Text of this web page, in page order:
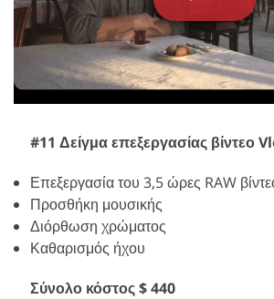
#11 Δείγμα επεξεργασίας βίντεο
Επεξεργασία του 3,5 ώρες RAW
Προσθήκη μουσικής
Διόρθωση χρώματος
Καθαρισμός ήχου
Σύνολο κόστος $ 440